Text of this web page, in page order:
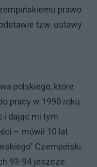
prawo
tzw. ustawy
polskiego, które
pracy w 1990 roku
i dając mi tym
– mówił 10 lat
Czempiński.
93-94 jeszcze